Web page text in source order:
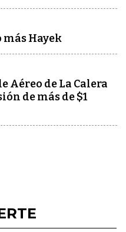
más Hayek
Aéreo de La Calera
de más de $1